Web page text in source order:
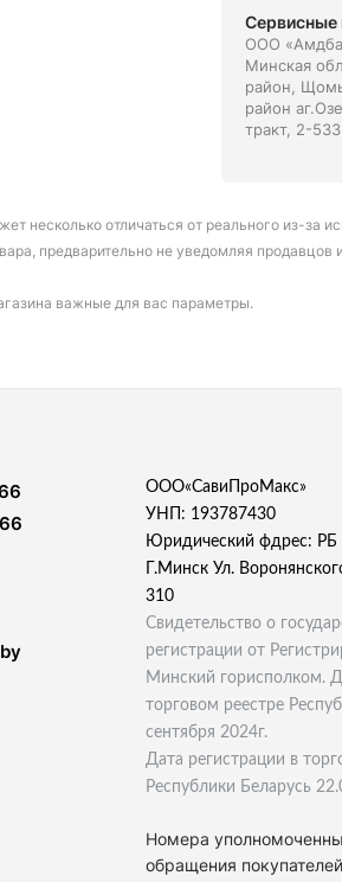
ООО
Минская
район,
район
тракт, 2-533
несколько отличаться от реального из-за
предварительно не уведомляя продавцов
важные для вас параметры.
ООО«СавиПроМакс»
УНП: 193787430
Юридический фдрес: РБ
Г.Минск Ул.
310
Свидетельство о
регистрации от
Минский горисполком.
торговом реестре
сентября 2024г.
Дата регистрации в
Республики Беларусь
Номера
обращения